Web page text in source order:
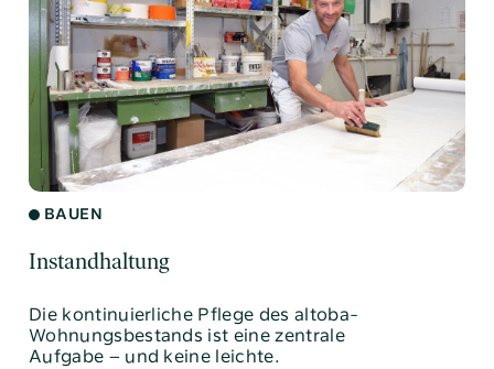
BAUEN
Instandhaltung
Die kontinuierliche Pflege des altoba-
Wohnungsbestands ist eine zentrale
Aufgabe – und keine leichte.